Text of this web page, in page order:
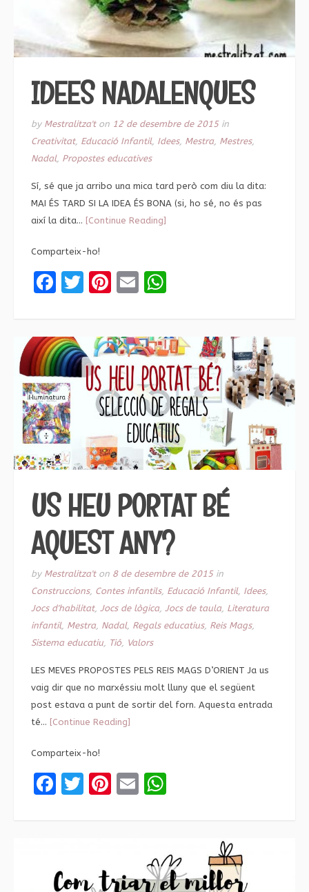
IDEES NADALENQUES
by Mestralitza'ton 12 de desembre de 2015in
Creativitat, Educació Infantil, Idees, Mestra, Mestres,
Nadal, Propostes educatives
Sí, sé que ja arribo una mica tard però com diu la dita:
MAI ÉS TARD SI LA IDEA ÉS BONA (si, ho sé, no és pas
així la dita… [Continue Reading]
Comparteix-ho!
Facebook
Twitter
Pinterest
Email
US HEU PORTAT BÉ
AQUEST ANY?
by Mestralitza'ton 8 de desembre de 2015in
Construccions, Contes infantils, Educació Infantil, Idees,
Jocs d'habilitat, Jocs de lògica, Jocs de taula, Literatura
infantil, Mestra, Nadal, Regals educatius, Reis Mags,
Sistema educatiu, Tió, Valors
LES MEVES PROPOSTES PELS REIS MAGS D’ORIENT Ja us
vaig dir que no marxéssiu molt lluny que el següent
post estava a punt de sortir del forn. Aquesta entrada
té… [Continue Reading]
Comparteix-ho!
Facebook
Twitter
Pinterest
Email